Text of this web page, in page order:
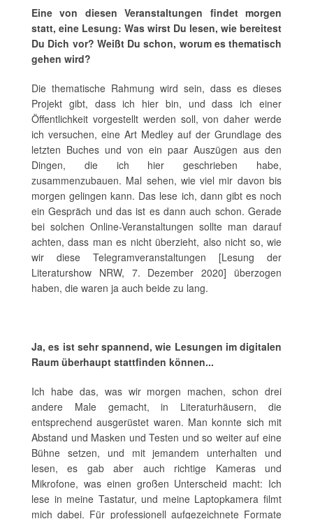
Eine von diesen Veranstaltungen findet morgen
statt, eine Lesung: Was wirst Du lesen, wie bereitest
Du Dich vor? Weißt Du schon, worum es thematisch
gehen wird?
Die thematische Rahmung wird sein, dass es dieses
Projekt gibt, dass ich hier bin, und dass ich einer
Öffentlichkeit vorgestellt werden soll, von daher werde
ich versuchen, eine Art Medley auf der Grundlage des
letzten Buches und von ein paar Auszügen aus den
Dingen, die ich hier geschrieben habe,
zusammenzubauen. Mal sehen, wie viel mir davon bis
morgen gelingen kann. Das lese ich, dann gibt es noch
ein Gespräch und das ist es dann auch schon. Gerade
bei solchen Online-Veranstaltungen sollte man darauf
achten, dass man es nicht überzieht, also nicht so, wie
wir diese Telegramveranstaltungen [Lesung der
Literaturshow NRW, 7. Dezember 2020] überzogen
haben, die waren ja auch beide zu lang.
Ja, es ist sehr spannend, wie Lesungen im digitalen
Raum überhaupt stattfinden können...
Ich habe das, was wir morgen machen, schon drei
andere Male gemacht, in Literaturhäusern, die
entsprechend ausgerüstet waren. Man konnte sich mit
Abstand und Masken und Testen und so weiter auf eine
Bühne setzen, und mit jemandem unterhalten und
lesen, es gab aber auch richtige Kameras und
Mikrofone, was einen großen Unterscheid macht: Ich
lese in meine Tastatur, und meine Laptopkamera filmt
mich dabei. Für professionell aufgezeichnete Formate